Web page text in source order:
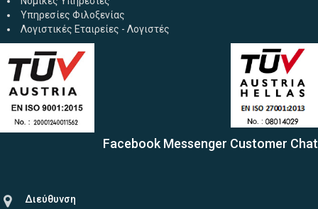
Υπηρεσίες Φιλοξενίας
Λογιστικές Εταιρείες - Λογιστές
Facebook Messenger Customer Chat
Διεύθυνση